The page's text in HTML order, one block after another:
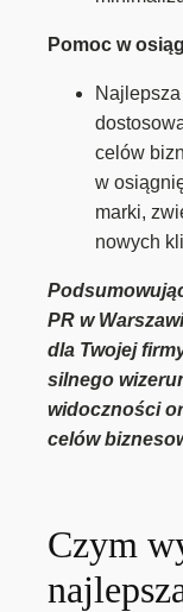
Pomoc w
celów
w
marki,
nowych
PR w
dla Twojej
silnego
widoczności
celów
Czym